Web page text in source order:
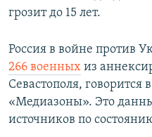
грозит до 15 лет.
Россия в войне против
266 военных из
Севастополя, говорится
«Медиазоны». Это
источников по